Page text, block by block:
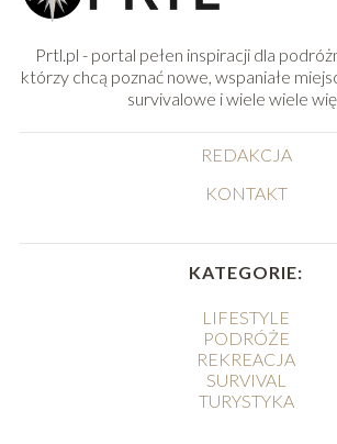
Prtl.pl - portal pełen inspiracji dla
którzy chcą poznać nowe, wspaniałe
survivalowe i wiele wiele
REDAKCJA
KONTAKT
KATEGORIE:
LIFESTYLE
PODRÓŻE
REKREACJA
SURVIVAL
TURYSTYKA